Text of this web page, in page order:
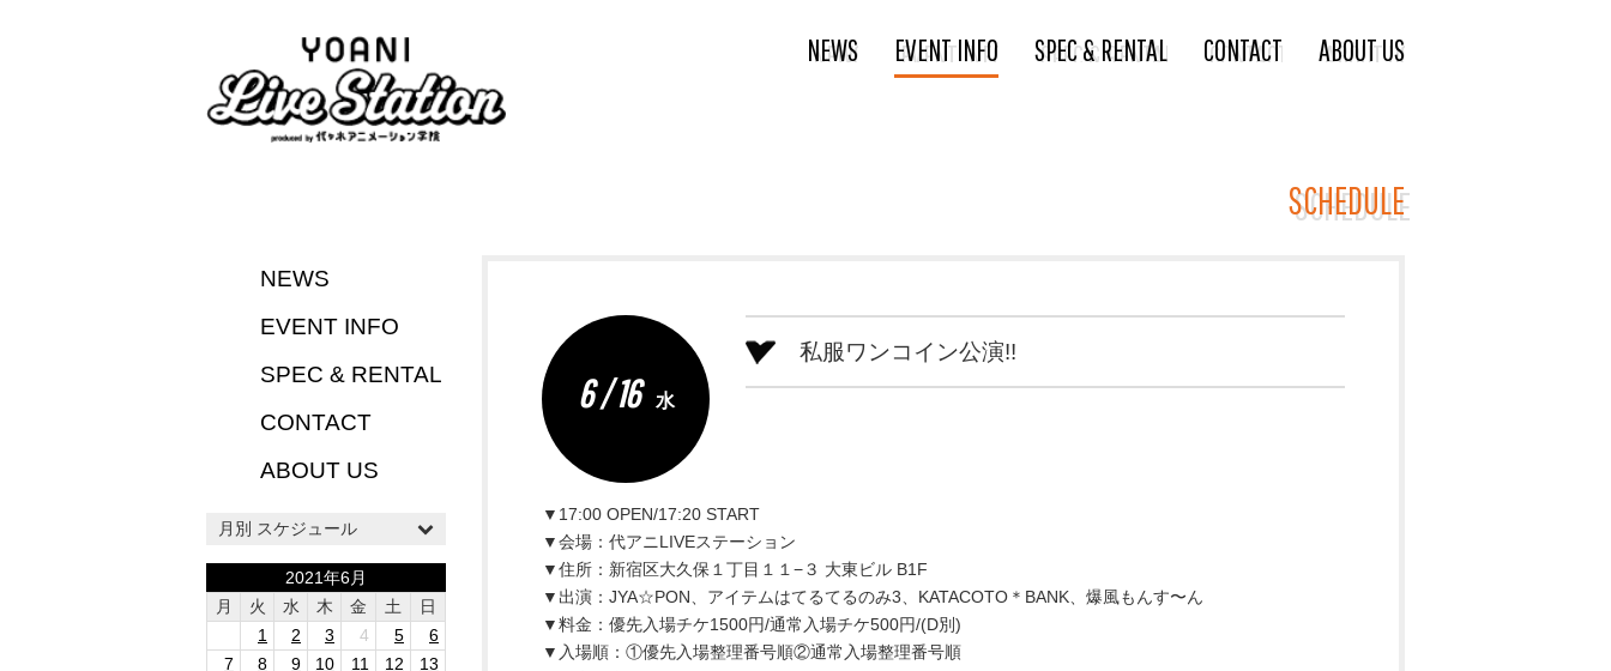
NEWS EVENT INFO SPEC & RENTAL CONTACT ABOUT US
SCHEDULE
NEWS
EVENT INFO
SPEC & RENTAL
CONTACT
ABOUT US
月別 スケジュール
2021年6月
月
火 水 木 金 土
日
1
2 3 4 5
6
7
8 9 10 11 12
13
6 / 16 水
私服ワンコイン公演!!
▼17:00 OPEN/17:20 START
▼会場：代アニLIVEステーション
▼住所：新宿区大久保１丁目１１−３ 大東ビル B1F
▼出演：JYA☆PON、アイテムはてるてるのみ3、KATACOTO＊BANK、爆風もんす〜ん
▼料金：優先入場チケ1500円/通常入場チケ500円/(D別)
▼入場順：①優先入場整理番号順②通常入場整理番号順